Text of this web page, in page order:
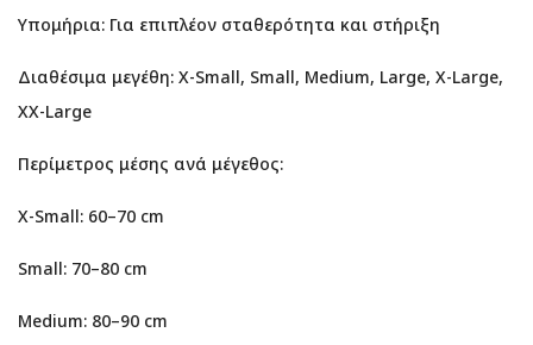
Υπομήρια: Για επιπλέον σταθερότητα και στήριξη
Διαθέσιμα μεγέθη: X-Small, Small, Medium, Large, X-Large,
XX-Large
Περίμετρος μέσης ανά μέγεθος:
X-Small: 60–70 cm
Small: 70–80 cm
Medium: 80–90 cm